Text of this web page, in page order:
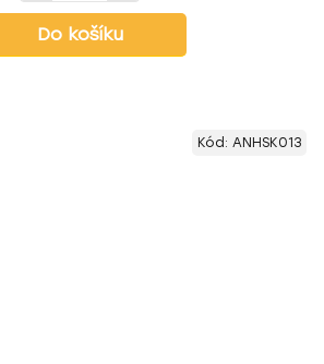
Do košíku
Kód: ANHSK013